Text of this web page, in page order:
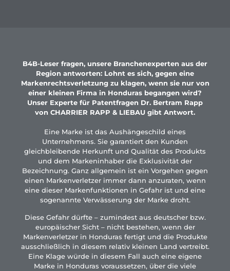
B4B-Leser fragen, unsere Branchenexperten aus der
Region antworten: Lohnt es sich, gegen eine
Markenrechtsverletzung zu klagen, wenn sie nur von
einer kleinen Firma in Honduras begangen wird?
Unser Experte für Patentfragen Dr. Bertram Rapp
von CHARRIER RAPP & LIEBAU gibt Antwort.
Eine Marke ist das Aushängeschild eines
Unternehmens. Sie garantiert den Kunden
gleichbleibende Herkunft und Qualität des Produkts
und dem Markeninhaber die Exklusivität der
Bezeichnung. Ganz allgemein ist ein Vorgehen gegen
einen Markenverletzer immer dann anzuraten, wenn
eine dieser Markenfunktionen in Gefahr ist und eine
sogenannte Verwässerung der Marke droht.
Diese Gefahr dürfte – zumindest aus deutscher bzw.
europäischer Sicht – nicht bestehen, wenn der
Markenverletzer in Honduras fertigt und die Produkte
ausschließlich in diesem relativ kleinen Land vertreibt.
Eine Klage würde in diesem Fall auch eine eigene
Marke in Honduras voraussetzen, über die viele